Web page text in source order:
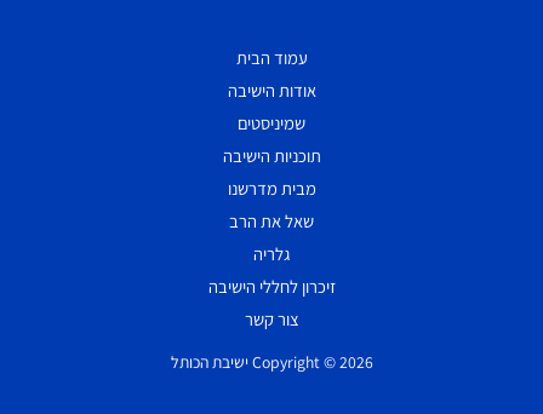
עמוד הבית
אודות הישיבה
שמיניסטים
תוכניות הישיבה
מבית מדרשנו
שאל את הרב
גלריה
זיכרון לחללי הישיבה
צור קשר
Copyright © 2026 ישיבת הכותל